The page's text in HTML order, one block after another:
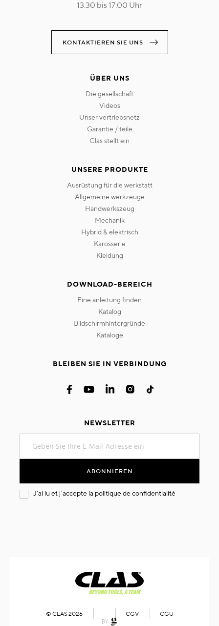
13:30 bis 17:00 Uhr
KONTAKTIEREN SIE UNS
ÜBER UNS
die gesellschaft
videos
unser vertriebsnetz
garantie / teile
clas stellt ein
UNSERE PRODUKTE
ausrüstung für die werkstatt
allgemeine werkzeuge
handwerkszeug
mechanik
hybrid & elektrisch
karosserie
kleidung
DOWNLOAD-BEREICH
eine anleitung finden
katalog
bildschirmhintergründe
kataloge
BLEIBEN SIE IN VERBINDUNG
NEWSLETTER
sich
an:
ABONNIEREN
J'ai lu et j'accepte la politique de confidentialité
© CLAS 2026 CGV CGU